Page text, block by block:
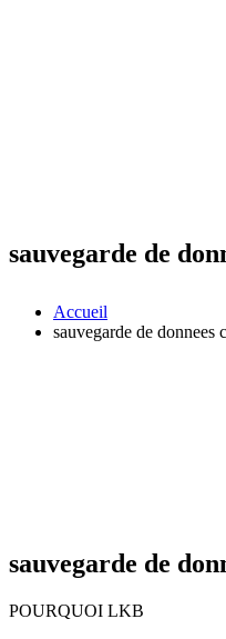
sauvegarde de
Accueil
sauvegarde de
sauvegarde de
POURQUOI LKB